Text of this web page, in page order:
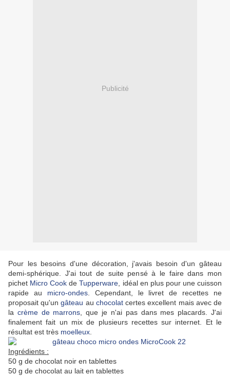
Publicité
Pour les besoins d'une décoration, j'avais besoin d'un gâteau
demi-sphérique. J'ai tout de suite pensé à le faire dans mon
pichet Micro Cook deTupperware , idéal en plus pour une cuisson
rapide au micro-ondes. Cependant, le livret de recettes ne
proposait qu'ungâteau au chocolatcertes excellent mais avec de
la crème de marrons , que je n'ai pas dans mes placards. J'ai
finalement fait un mix de plusieurs recettes sur internet. Et le
résultat est très moelleux
Ingrédients :
50 g de chocolat noir en tablettes
50 g de chocolat au lait en tablettes